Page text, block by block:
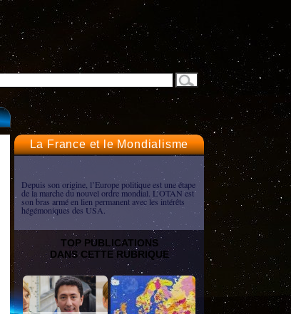
La France et le Mondialisme
Depuis son origine, l’Europe politique est une étape
de la marche du nouvel ordre mondial. L’OTAN est
son bras armé en lien permanent avec les intérêts
hégémoniques des USA.
TOP PUBLICATIONS
DANS CETTE RUBRIQUE